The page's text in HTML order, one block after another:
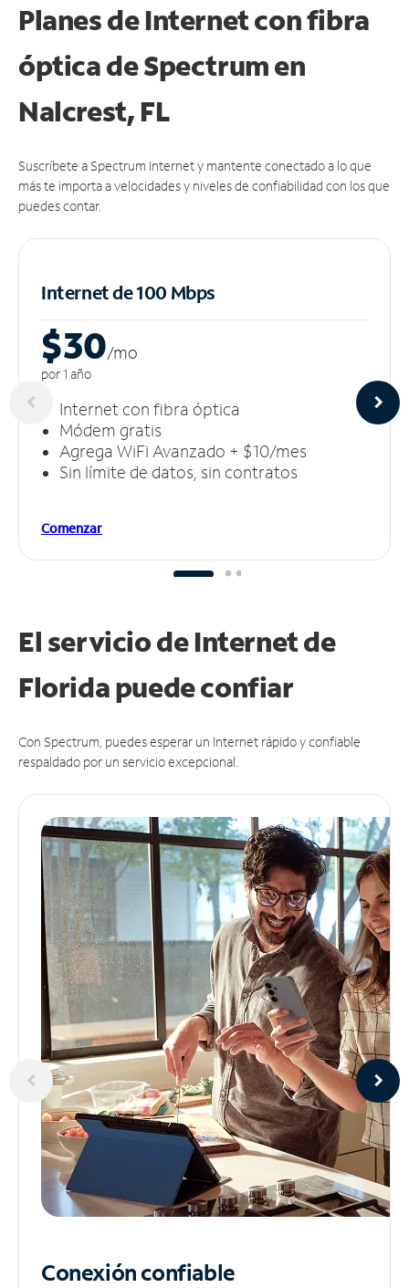
Planes de Internet con fibra
óptica de Spectrum en
Nalcrest, FL
Suscríbete a Spectrum Internet y mantente conectado a lo que
más te importa a velocidades y niveles de confiabilidad con los que
puedes contar.
Internet de 100 Mbps
$30/mo
por 1 año
Internet con fibra óptica
Módem gratis
Agrega WiFi Avanzado + $10/mes
Sin límite de datos, sin contratos
Comenzar
El servicio de Internet de
Florida puedeconfiar
Con Spectrum, puedes esperar un Internet rápido y confiable
respaldado por un servicio excepcional.
Conexión confiable